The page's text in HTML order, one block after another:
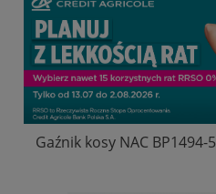
Gaźnik kosy NAC BP1494-